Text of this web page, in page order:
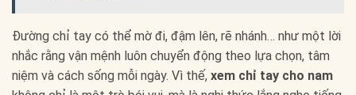
Đường chỉ tay có thể mờ đi, đậm lên, rẽ nhánh… như một lời
nhắc rằng vận mệnh luôn chuyển động theo lựa chọn, tâm
niệm và cách sống mỗi ngày. Vì thế, xem chỉ tay cho nam